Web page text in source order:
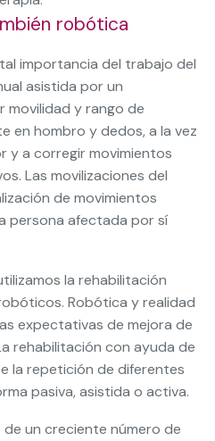
robótica
importancia del trabajo del
asistida por un
y rango de
en hombro y dedos, a la vez
y a corregir movimientos
Las movilizaciones del
de movimientos
persona afectada por sí
la rehabilitación
Robótica y realidad
expectativas de mejora de
rehabilitación con ayuda de
la repetición de diferentes
pasiva, asistida o activa.
un creciente número de